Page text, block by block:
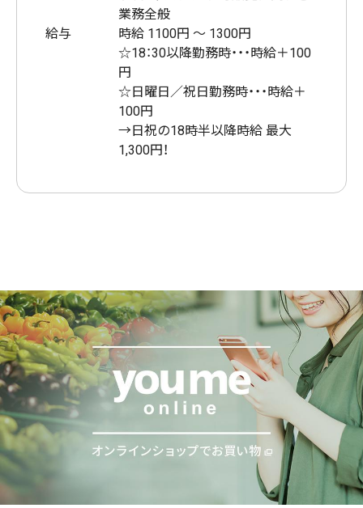
業務全般
給与
時給 1100円 〜 1300円
☆18：30以降勤務時・・・時給＋100
円
☆日曜日／祝日勤務時・・・時給＋
100円
→日祝の18時半以降時給 最大
1,300円！